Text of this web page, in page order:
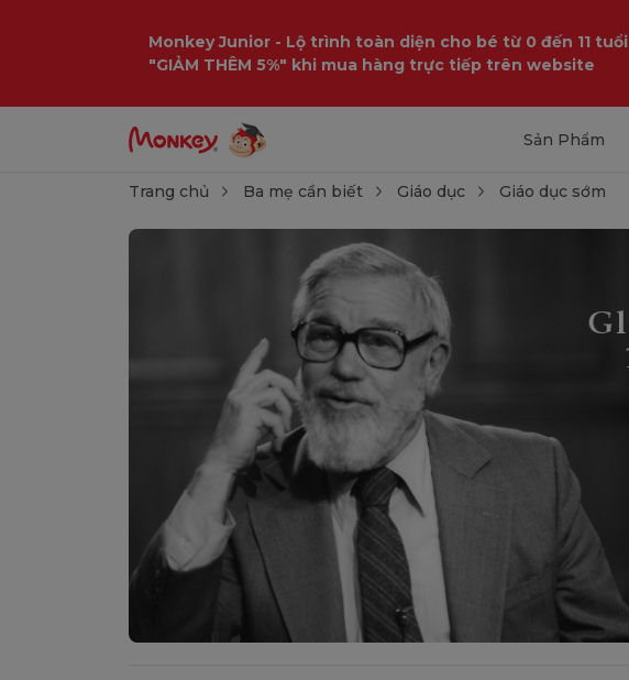
Monkey Junior - Lộ trình toàn diện cho bé từ 0 đến 11 tuổi
"GIẢM THÊM 5%" khi mua hàng trực tiếp trên website
Sản Phẩm
Trang chủ Ba mẹ cần biết Giáo dục Giáo dục sớm